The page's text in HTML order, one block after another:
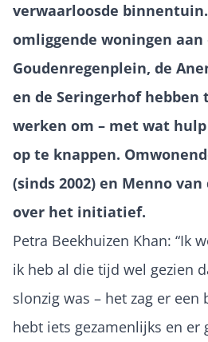
verwaarloosde
omliggende woningen
Goudenregenplein, de
en de Seringerhof hebben
werken om – met wat
op te knappen.
(sinds 2002) en Menno
over het initiatief.
Petra Beekhuizen Khan: “Ik
ik heb al die tijd wel gezien
slonzig was – het zag er
hebt iets gezamenlijks en